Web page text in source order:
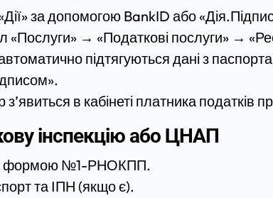
за допомогою BankID або
«Послуги» → «Податкові послуги» →
підтягуються дані з
в кабінеті платника податків
інспекцію або ЦНАП
формою №1-РНОКПП.
та ІПН (якщо є).